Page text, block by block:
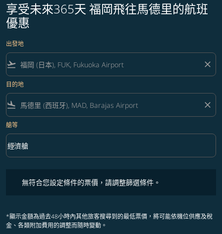
享受未來365天 福岡飛往馬德里的航班
優惠
出發地
flight_takeoff close
目的地
flight_land close
艙等
艙等 option 經濟艙 Selected
經濟艙
keyboard_arrow_down
無符合您設定條件的票價，請調整篩選條件。
*顯示金額為過去48小時內其他旅客搜尋到的最低票價，將可能依機位供應及稅
金、各類附加費用的調整而隨時變動。